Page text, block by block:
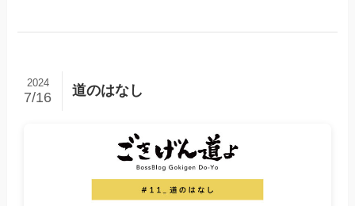
道のはなし
2024
7/16